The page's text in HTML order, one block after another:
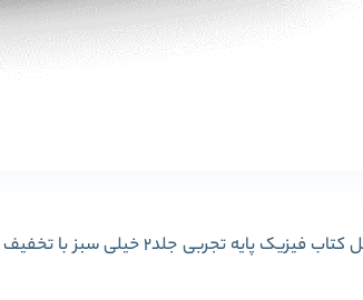
برای خرید کامل کتاب فیزیک